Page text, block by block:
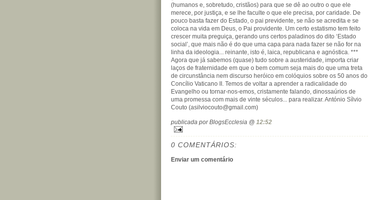
(humanos e, sobretudo, cristãos) para que se dê ao outro o que ele
merece, por justiça, e se lhe faculte o que ele precisa, por caridade. De
pouco basta fazer do Estado, o pai previdente, se não se acredita e se
coloca na vida em Deus, o Pai providente. Um certo estatismo tem feito
crescer muita preguiça, gerando uns certos paladinos do dito ‘Estado
social’, que mais não é do que uma capa para nada fazer se não for na
linha da ideologia... reinante, isto é, laica, republicana e agnóstica. ***
Agora que já sabemos (quase) tudo sobre a austeridade, importa criar
laços de fraternidade em que o bem comum seja mais do que uma treta
de circunstância nem discurso heróico em colóquios sobre os 50 anos do
Concílio Vaticano II. Temos de voltar a aprender a radicalidade do
Evangelho ou tornar-nos-emos, cristamente falando, dinossaúrios de
uma promessa com mais de vinte séculos... para realizar. António Sílvio
Couto (asilviocouto@gmail.com)
publicada por BlogsEcclesia @ 12:52
0 COMENTÁRIOS:
Enviar um comentário